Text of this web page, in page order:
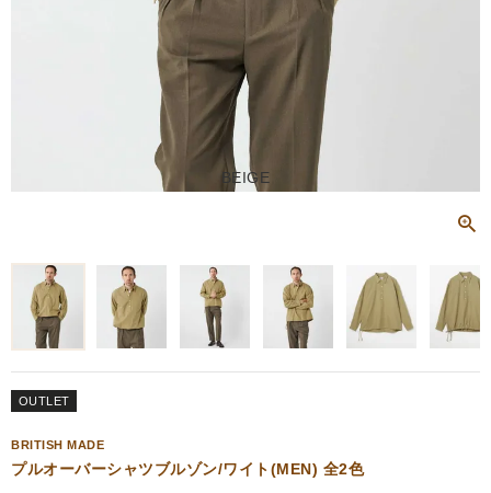
BEIGE
OUTLET
BRITISH MADE
プルオーバーシャツブルゾン/ワイト(MEN) 全2色